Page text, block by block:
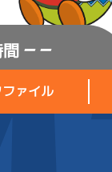
— —
ァイル